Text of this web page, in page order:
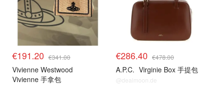
€191.20 €341.00
Vivienne Westwood
Vivienne 手拿包
€286.40 €478.00
A.P.C. Virginie Box 手提包
@dealmoon.de